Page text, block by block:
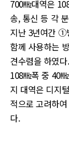
700㎒대역은
송, 통신 등 각
지난 3년여간
함께 사용하는
견수렴을 하였
108㎒폭 중 40
지 대역은 디지
적으로 고려하
다.